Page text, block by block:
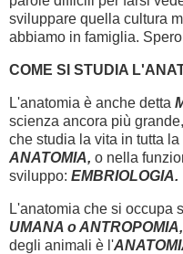
sviluppare quella cultura
abbiamo in famiglia.
COME SI STUDIA
L'anatomia è anche detta
scienza ancora più
che studia la vita in tutta
ANATOMIA, o nella
sviluppo: EMBRIOLOGIA.
L'anatomia che si occupa
UMANA o ANTROPOMIA,
degli animali è l'